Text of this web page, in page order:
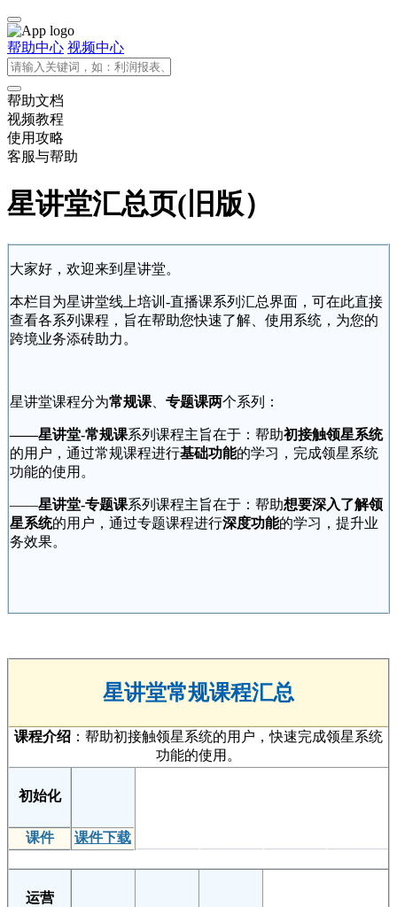
帮助中心 视频中心
帮助文档
视频教程
使用攻略
客服与帮助
星讲堂汇总页(旧版）
大家好，欢迎来到星讲堂。
本栏目为星讲堂线上培训-直播课系列汇总界面，可在此直接
查看各系列课程，旨在帮助您快速了解、使用系统，为您的
跨境业务添砖助力。
星讲堂课程分为常规课 专题课两个系列：
——星讲堂-常规课系列课程主旨在于：帮助初接触领星系统
的用户，通过常规课程进行基础功能的学习，完成领星系统
功能的使用。
——星讲堂-专题课系列课程主旨在于：帮助想要深入了解领
星系统的用户，通过专题课程进行深度功能的学习，提升业
务效果。
星讲堂常规课程汇总
课程介绍 ：帮助初接触领星系统的用户，快速完成领星系统
功能的使用。
初始化
课件 课件下载
运营